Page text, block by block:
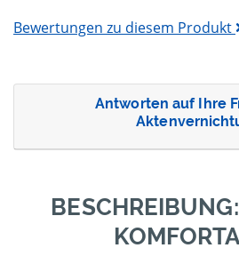
Bewertungen zu diesem Produkt
Antworten auf Ihre